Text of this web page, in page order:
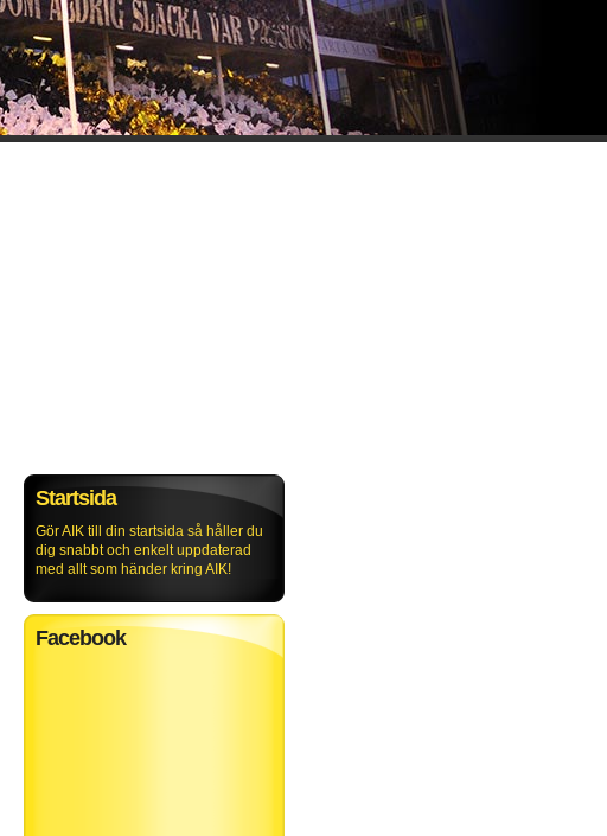
Startsida
Gör AIK till din startsida så håller du
dig snabbt och enkelt uppdaterad
med allt som händer kring AIK!
Facebook